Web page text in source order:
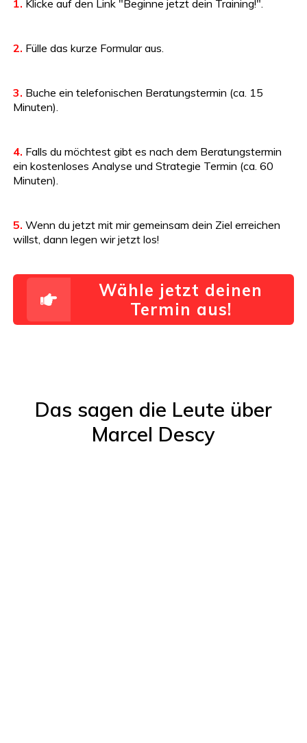
1. Klicke auf den Link "Beginne jetzt dein Training!".
2. Fülle das kurze Formular aus.
3. Buche ein telefonischen Beratungstermin (ca. 15
Minuten).
4. Falls du möchtest gibt es nach dem Beratungstermin
ein kostenloses Analyse und Strategie Termin (ca. 60
Minuten).
5. Wenn du jetzt mit mir gemeinsam dein Ziel erreichen
willst, dann legen wir jetzt los!
Wähle jetzt deinen
Termin aus!
Das sagen die Leute über
Marcel Descy